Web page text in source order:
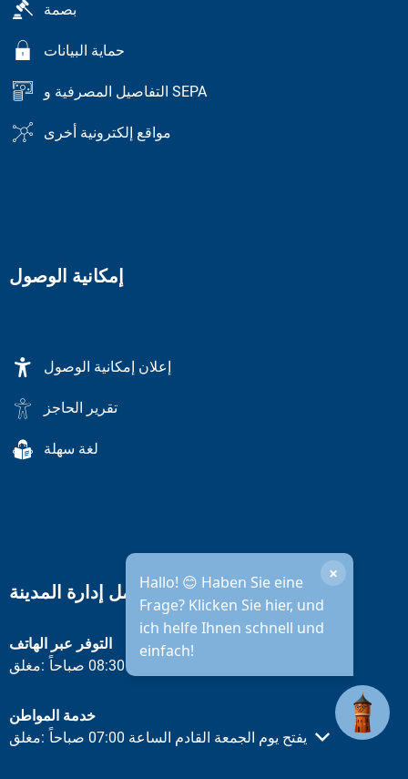
بصمة
حماية البيانات
التفاصيل المصرفية و SEPA
مواقع إلكترونية أخرى
إمكانية الوصول
إعلان إمكانية الوصول
تقرير الحاجز
لغة سهلة
Hallo! 😊 Haben Sie eine
Frage? Klicken Sie hier, und
ich helfe Ihnen schnell und
einfach!
×
ساعات عمل إدارة المدينة
التوفر عبر الهاتف
انقر لإخفاء أوقات الفتح أو الإغلاق الأخرى
مغلق: يفتح يوم الجمعة القادم الساعة 08:30 صباحاً
خدمة المواطن
انقر لإخفاء أوقات الفتح أو الإغلاق الأخرى
مغلق: يفتح يوم الجمعة القادم الساعة 07:00 صباحاً